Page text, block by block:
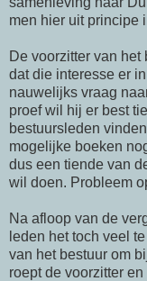
men hier uit principe
De voorzitter van het
dat die interesse er
nauwelijks vraag
proef wil hij er best
bestuursleden
mogelijke boeken
dus een tiende van
wil doen. Probleem
Na afloop van de
leden het toch veel
van het bestuur om
roept de voorzitter